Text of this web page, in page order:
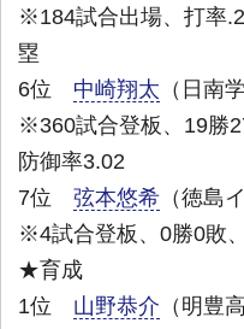
※184試合出場、打率
塁
6位 中崎翔太 （日南
※360試合登板、19勝
防御率3.02
7位 弦本悠希 （徳島
※4試合登板、0勝0敗
★育成
1位 山野恭介 （明豊高